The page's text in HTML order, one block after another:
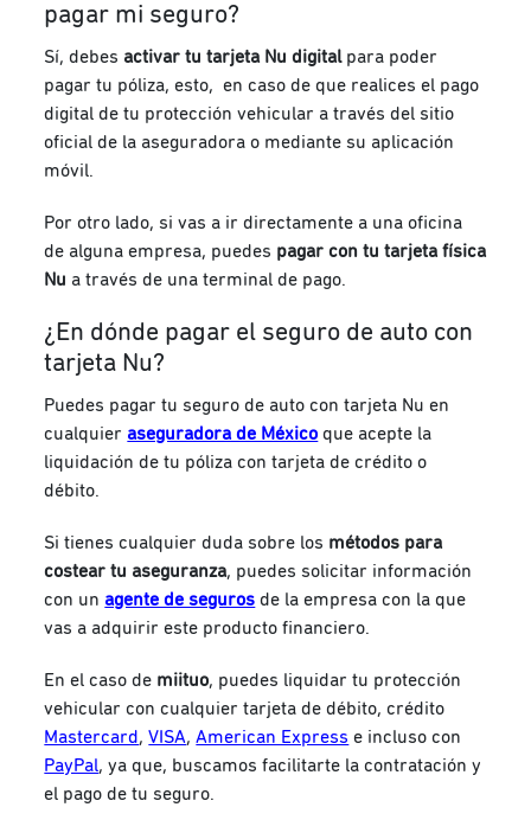
pagar mi seguro?
Sí, debes activar tu tarjeta Nu digitalpara poder
pagar tu póliza, esto, en caso de que realices el pago
digital de tu protección vehicular a través del sitio
oficial de la aseguradora o mediante su aplicación
móvil.
Por otro lado, si vas a ir directamente a una oficina
de alguna empresa, puedes pagar con tu tarjeta física
Nu a través de una terminal de pago.
¿En dónde pagar el seguro de auto con
tarjeta Nu?
Puedes pagar tu seguro de auto con tarjeta Nu en
cualquier aseguradora de México que acepte la
liquidación de tu póliza con tarjeta de crédito o
débito.
Si tienes cualquier duda sobre los métodos para
costear tu aseguranza, puedes solicitar información
con un agente de seguros de la empresa con la que
vas a adquirir este producto financiero.
En el caso de miituo, puedes liquidar tu protección
vehicular con cualquier tarjeta de débito, crédito
Mastercard,VISA,American Express e incluso con
PayPal, ya que, buscamos facilitarte la contratación y
el pago de tu seguro.